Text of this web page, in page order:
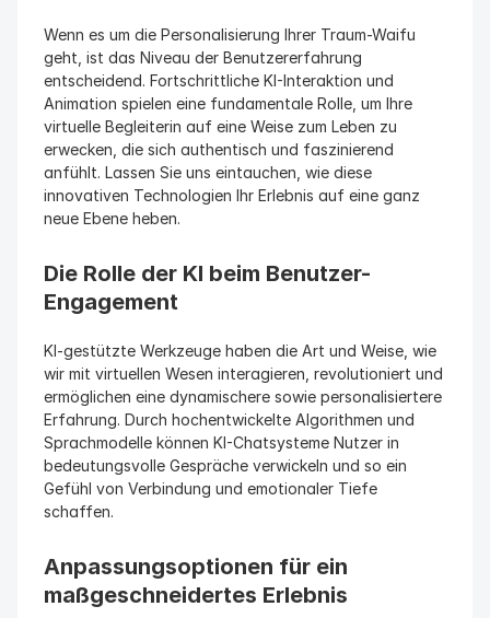
Wenn es um die Personalisierung Ihrer Traum-Waifu
geht, ist das Niveau der Benutzererfahrung
entscheidend. Fortschrittliche KI-Interaktion und
Animation spielen eine fundamentale Rolle, um Ihre
virtuelle Begleiterin auf eine Weise zum Leben zu
erwecken, die sich authentisch und faszinierend
anfühlt. Lassen Sie uns eintauchen, wie diese
innovativen Technologien Ihr Erlebnis auf eine ganz
neue Ebene heben.
Die Rolle der KI beim Benutzer-
Engagement
KI-gestützte Werkzeuge haben die Art und Weise, wie
wir mit virtuellen Wesen interagieren, revolutioniert und
ermöglichen eine dynamischere sowie personalisiertere
Erfahrung. Durch hochentwickelte Algorithmen und
Sprachmodelle können KI-Chatsysteme Nutzer in
bedeutungsvolle Gespräche verwickeln und so ein
Gefühl von Verbindung und emotionaler Tiefe
schaffen.
Anpassungsoptionen für ein
maßgeschneidertes Erlebnis